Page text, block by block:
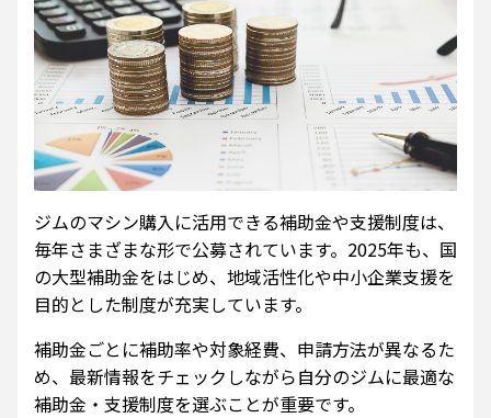
ジムのマシン購入に活用できる補助金や支援制度は、
毎年さまざまな形で公募されています。2025年も、国
の大型補助金をはじめ、地域活性化や中小企業支援を
目的とした制度が充実しています。
補助金ごとに補助率や対象経費、申請方法が異なるた
め、最新情報をチェックしながら自分のジムに最適な
補助金・支援制度を選ぶことが重要です。